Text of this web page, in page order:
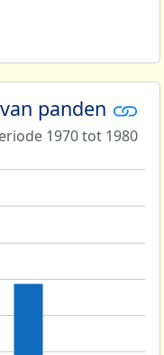
panden
1970 tot 1980